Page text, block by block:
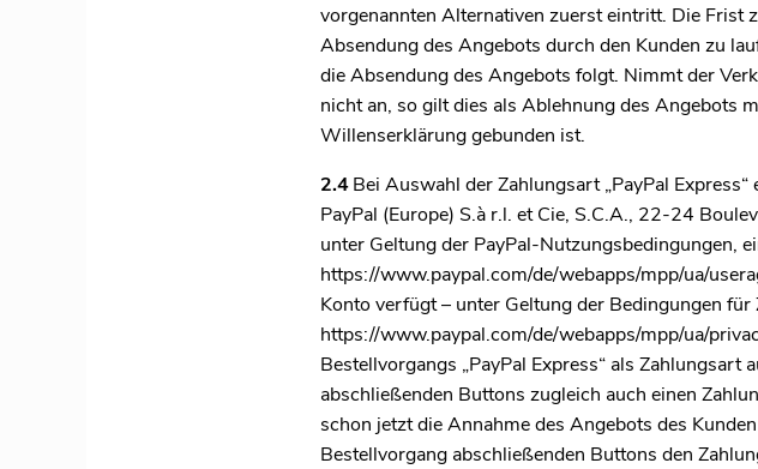
vorgenannten Alternativen zuerst eintritt. Die Frist
Absendung des Angebots durch den Kunden zu
die Absendung des Angebots folgt. Nimmt der
nicht an, so gilt dies als Ablehnung des Angebots
Willenserklärung gebunden ist.
2.4Bei Auswahl der Zahlungsart „PayPal
PayPal (Europe) S.à r.l. et Cie, S.C.A., 22-24
unter Geltung der PayPal-Nutzungsbedingungen,
https://www.paypal.com/de/webapps/mpp/ua/
Konto verfügt – unter Geltung der Bedingungen
https://www.paypal.com/de/webapps/mpp/ua/
Bestellvorgangs „PayPal Express“ als
abschließenden Buttons zugleich auch einen
schon jetzt die Annahme des Angebots des
Bestellvorgang abschließenden Buttons den